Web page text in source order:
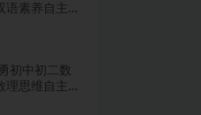
语素养自主
初中初二数
理思维自主